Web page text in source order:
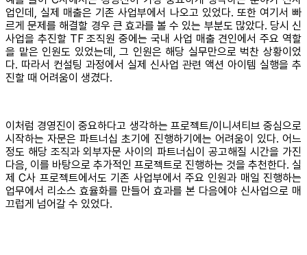
업인데, 실제 매출은 기존 사업부에서 나오고 있었다. 또한 여기서 빠
르게 문제를 해결할 경우 큰 효과를 볼 수 있는 부분도 많았다. 당시 신
사업을 추진할 TF 조직원 중에는 국내 사업 매출 견인에서 주요 역할
을 맡은 인원도 있었는데, 그 인원은 해당 실무만으로 벅찬 상황이었
다. 따라서 컨설팅 과정에서 실제 신사업 관련 액션 아이템 실행을 추
진할 때 어려움이 생겼다.
이처럼 경영진이 중요하다고 생각하는 프로젝트/이니셔티브 중심으로
시작하는 자문은 파트너십 초기에 진행하기에는 어려움이 있다. 어느
정도 해당 조직과 외부자문 사이의 파트너십이 공고해질 시간을 가진
다음, 이를 바탕으로 추가적인 프로젝트로 진행하는 것을 추천한다. 실
제 C사 프로젝트에서도 기존 사업부에서 주요 인원과 매일 진행하는
업무에서 리소스 효율화를 만들어 효과를 본 다음에야 신사업으로 매
끄럽게 넘어갈 수 있었다.